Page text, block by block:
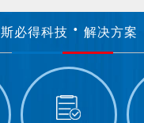
斯必得科技 解决方案